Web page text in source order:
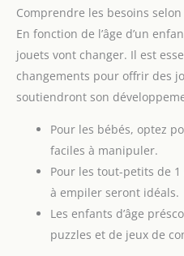
Comprendre les besoins selon
En fonction de l’âge d’un
jouets vont changer. Il est
changements pour offrir des
soutiendront son
Pour les bébés, optez
faciles à manipuler.
Pour les tout-petits de
à empiler seront idéals.
Les enfants d’âge
puzzles et de jeux de